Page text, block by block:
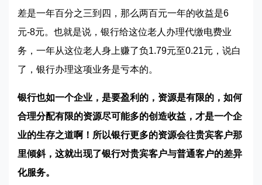
差是一年百分之三到四，那么两百元一年的收益是6
元-8元。也就是说，银行给这位老人办理代缴电费业
务，一年从这位老人身上赚了负1.79元至0.21元，说白
了，银行办理这项业务是亏本的。
银行也如一个企业，是要盈利的，资源是有限的，如何
合理分配有限的资源尽可能多的创造收益，才是一个企
业的生存之道啊！所以银行更多的资源会往贵宾客户那
里倾斜，这就出现了银行对贵宾客户与普通客户的差异
化服务。